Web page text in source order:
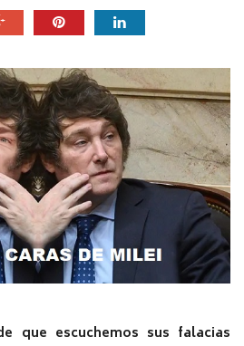
que escuchemos sus falacias